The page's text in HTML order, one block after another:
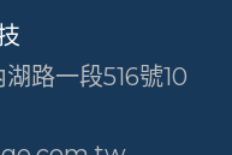
路一段516號10